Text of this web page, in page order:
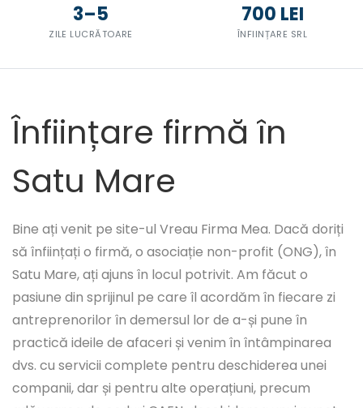
3–5
ZILE LUCRĂTOARE
700 LEI
ÎNFIINȚARE SRL
Înființare firmă în
Satu Mare
Bine ați venit pe site-ul Vreau Firma Mea. Dacă doriți
să înființați o firmă, o asociație non-profit (ONG), în
Satu Mare, ați ajuns în locul potrivit. Am făcut o
pasiune din sprijinul pe care îl acordăm în fiecare zi
antreprenorilor în demersul lor de a-și pune în
practică ideile de afaceri și venim în întâmpinarea
dvs. cu servicii complete pentru deschiderea unei
companii, dar și pentru alte operațiuni, precum